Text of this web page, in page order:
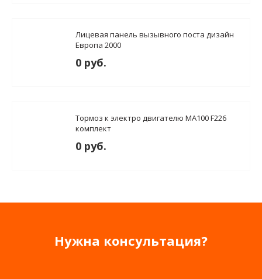
Лицевая панель вызывного поста дизайн
Европа 2000
0 руб.
Тормоз к электро двигателю MA100 F226
комплект
0 руб.
Нужна консультация?